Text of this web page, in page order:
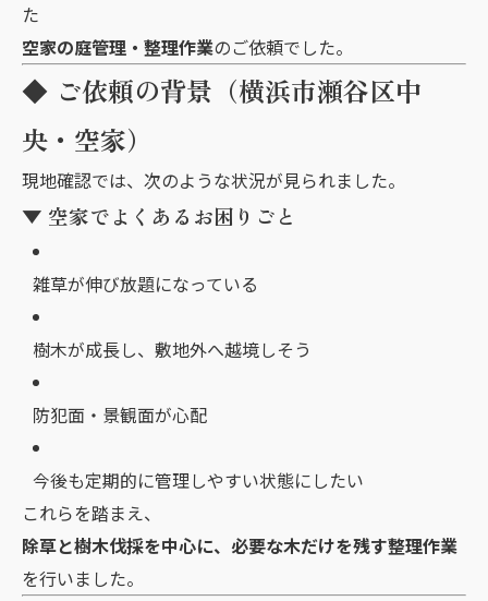
た
空家の庭管理・整理作業のご依頼でした。
◆ ご依頼の背景（横浜市瀬谷区中
央・空家）
現地確認では、次のような状況が見られました。
▼ 空家でよくあるお困りごと
雑草が伸び放題になっている
樹木が成長し、敷地外へ越境しそう
防犯面・景観面が心配
今後も定期的に管理しやすい状態にしたい
これらを踏まえ、
除草と樹木伐採を中心に、必要な木だけを残す整理作業
を行いました。